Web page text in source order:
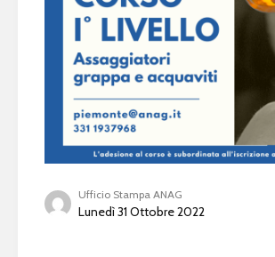
Ufficio Stampa ANAG
Lunedì 31 Ottobre 2022